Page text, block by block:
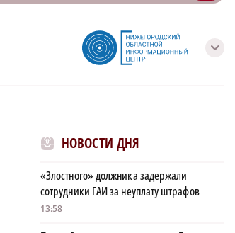
с
НОВОСТИ ДНЯ
«Злостного» должника задержали
сотрудники ГАИ за неуплату штрафов
13:58